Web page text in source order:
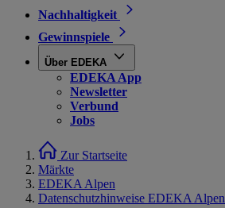
Nachhaltigkeit
Gewinnspiele
Über EDEKA
EDEKA App
Newsletter
Verbund
Jobs
Zur Startseite
Märkte
EDEKA Alpen
Datenschutzhinweise EDEKA Alpen